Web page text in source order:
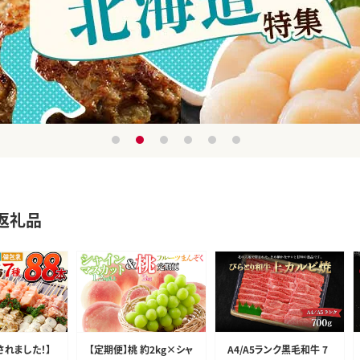
1 2 3 4 5 6
礼品
ました！】
【定期便】桃 約2kg×シャ
A4/A5ランク黒毛和牛 7